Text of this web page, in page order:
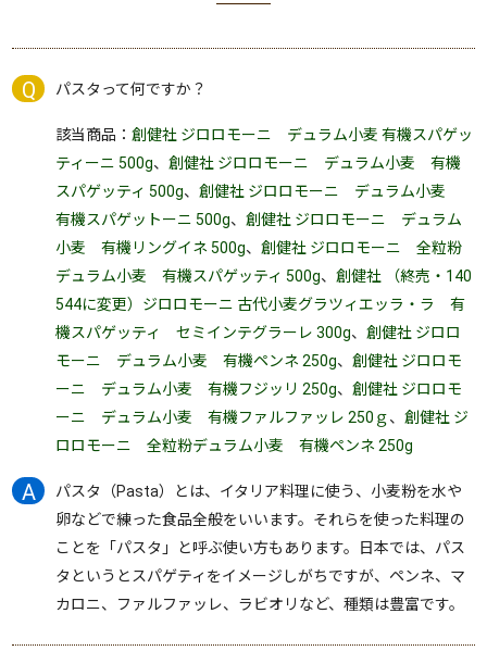
パスタって何ですか？
該当商品：創健社 ジロロモーニ デュラム小麦 有機スパゲッ
ティーニ 500g、創健社 ジロロモーニ デュラム小麦 有機
スパゲッティ 500g、創健社 ジロロモーニ デュラム小麦
有機スパゲットーニ 500g、創健社 ジロロモーニ デュラム
小麦 有機リングイネ 500g、創健社 ジロロモーニ 全粒粉
デュラム小麦 有機スパゲッティ 500g、創健社 （終売・140
544に変更）ジロロモーニ 古代小麦グラツィエッラ・ラ 有
機スパゲッティ セミインテグラーレ 300g、創健社 ジロロ
モーニ デュラム小麦 有機ペンネ 250g、創健社 ジロロモ
ーニ デュラム小麦 有機フジッリ 250g、創健社 ジロロモ
ーニ デュラム小麦 有機ファルファッレ 250ｇ、創健社 ジ
ロロモーニ 全粒粉デュラム小麦 有機ペンネ 250g
パスタ（Pasta）とは、イタリア料理に使う、小麦粉を水や
卵などで練った食品全般をいいます。それらを使った料理の
ことを「パスタ」と呼ぶ使い方もあります。日本では、パス
タというとスパゲティをイメージしがちですが、ペンネ、マ
カロニ、ファルファッレ、ラビオリなど、種類は豊富です。